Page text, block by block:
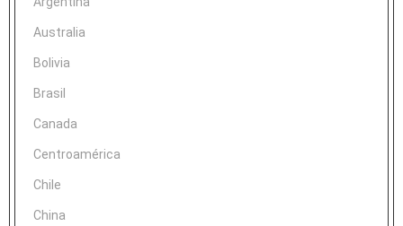
Australia
Bolivia
Brasil
Canada
Centroamérica
Chile
China